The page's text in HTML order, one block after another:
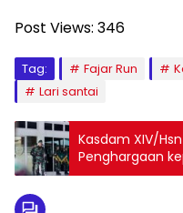
Post Views: 346
Tag: Fajar Run
Lari santai
Kasdam XIV/
Penghargaan
Peleton